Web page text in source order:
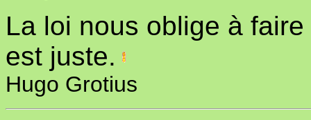
La loi nous oblige à
est juste.
Hugo Grotius